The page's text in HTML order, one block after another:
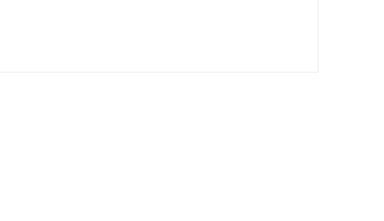
黑铁矿石*5